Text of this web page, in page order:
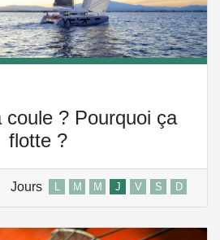
coule ? Pourquoi ça
flotte ?
Jours L M M J V S D